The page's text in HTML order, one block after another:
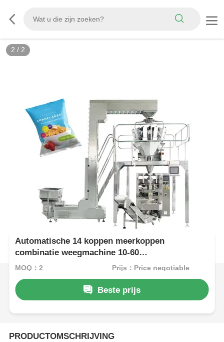
2 / 2
Automatische 14 koppen meerkoppen
combinatie weegmachine 10-60
verpakkingen/min
MOQ：2 Prijs：Price negotiable
Beste prijs
PRODUCTOMSCHRIJVING